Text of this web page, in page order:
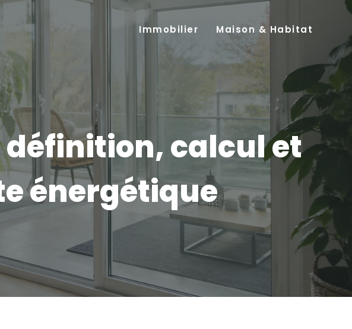
Immobilier Maison & Habitat
définition, calcul et
énergétique